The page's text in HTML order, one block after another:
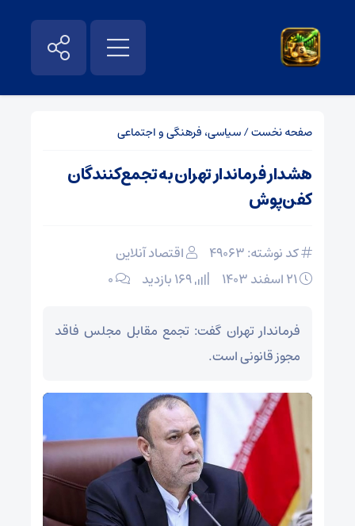
صفحه نخست/سیاسی، فرهنگی و اجتماعی
هشدار فرماندار تهران به تجمع‌کنندگان
کفن‌پوش
کد نوشته: 49063
اقتصاد آنلاین
۰
فرماندار تهران گفت: تجمع مقابل مجلس فاقد
مجوز قانونی است.